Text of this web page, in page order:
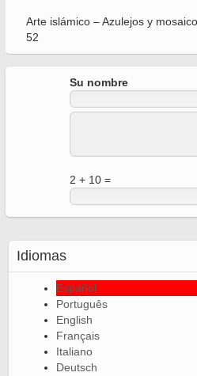
Arte islámico – Azulejos y
52
Su nombre
2 + 10 =
Idiomas
Español
Português
English
Français
Italiano
Deutsch